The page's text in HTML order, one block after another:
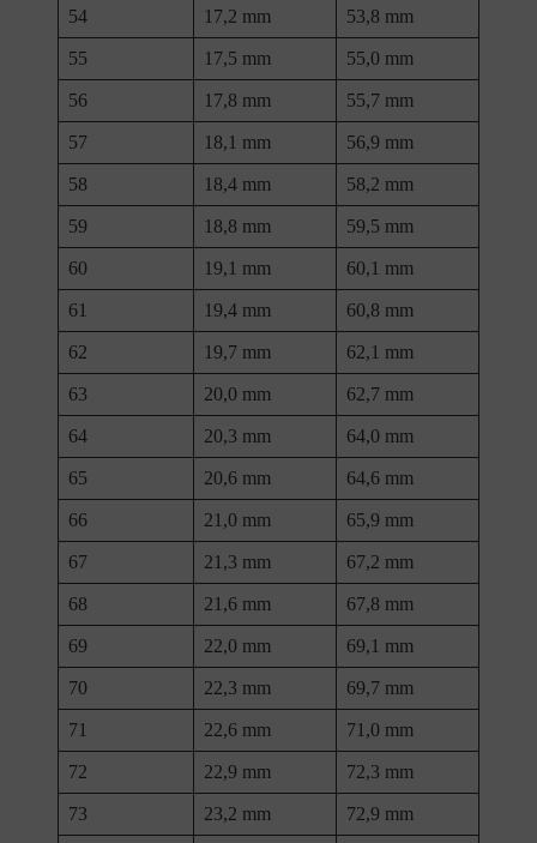
54 17,2 mm 53,8 mm
55 17,5 mm 55,0 mm
56 17,8 mm 55,7 mm
57 18,1 mm 56,9 mm
58 18,4 mm 58,2 mm
59 18,8 mm 59,5 mm
60 19,1 mm 60,1 mm
61 19,4 mm 60,8 mm
62 19,7 mm 62,1 mm
63 20,0 mm 62,7 mm
64 20,3 mm 64,0 mm
65 20,6 mm 64,6 mm
66 21,0 mm 65,9 mm
67 21,3 mm 67,2 mm
68 21,6 mm 67,8 mm
69 22,0 mm 69,1 mm
70 22,3 mm 69,7 mm
71 22,6 mm 71,0 mm
72 22,9 mm 72,3 mm
73 23,2 mm 72,9 mm